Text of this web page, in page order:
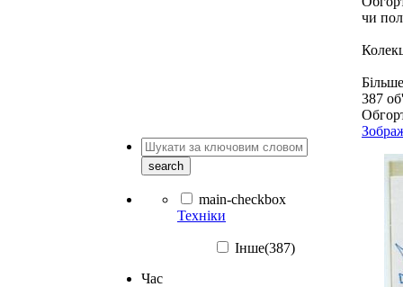
чи
387
search
main-checkbox
Техніки
Інше(387)
Час